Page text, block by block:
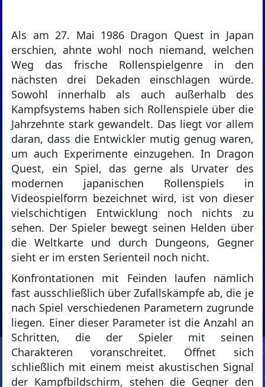
Als am 27. Mai 1986 Dragon Quest in Japan
erschien, ahnte wohl noch niemand, welchen
Weg das frische Rollenspielgenre in den
nächsten drei Dekaden einschlagen würde.
Sowohl innerhalb als auch außerhalb des
Kampfsystems haben sich Rollenspiele über die
Jahrzehnte stark gewandelt. Das liegt vor allem
daran, dass die Entwickler mutig genug waren,
um auch Experimente einzugehen. In Dragon
Quest, ein Spiel, das gerne als Urvater des
modernen japanischen Rollenspiels in
Videospielform bezeichnet wird, ist von dieser
vielschichtigen Entwicklung noch nichts zu
sehen. Der Spieler bewegt seinen Helden über
die Weltkarte und durch Dungeons, Gegner
sieht er im ersten Serienteil noch nicht.
Konfrontationen mit Feinden laufen nämlich
fast ausschließlich über Zufallskämpfe ab, die je
nach Spiel verschiedenen Parametern zugrunde
liegen. Einer dieser Parameter ist die Anzahl an
Schritten, die der Spieler mit seinen
Charakteren voranschreitet. Öffnet sich
schließlich mit einem meist akustischen Signal
der Kampfbildschirm, stehen die Gegner den